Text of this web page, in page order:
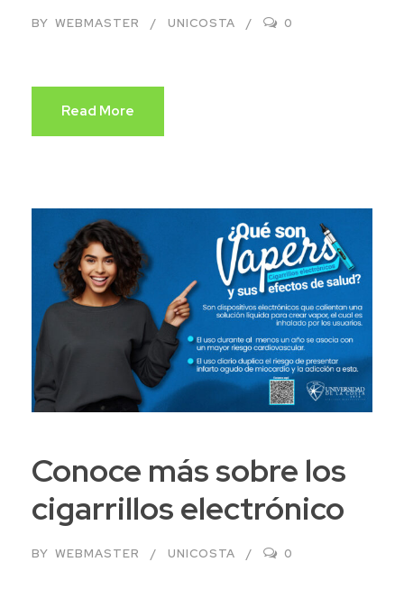
BY WEBMASTER UNICOSTA 0
Read More
Conoce más sobre los
cigarrillos electrónico
BY WEBMASTER UNICOSTA 0